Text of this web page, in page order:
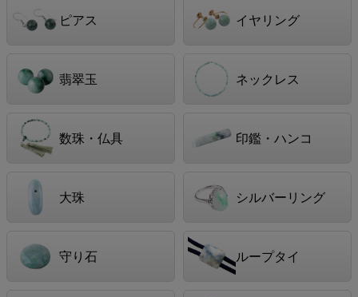
ピアス イヤリング
翡翠玉 ネックレス
数珠・仏具 印鑑・ハンコ
大珠 シルバーリング
守り石 ループタイ